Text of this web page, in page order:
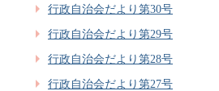
行政自治会だより第30号
行政自治会だより第29号
行政自治会だより第28号
行政自治会だより第27号